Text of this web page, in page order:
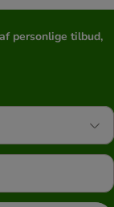
personlige tilbud,